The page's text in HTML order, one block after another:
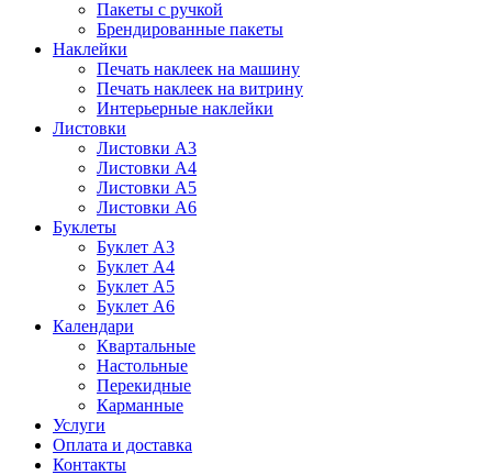
Пакеты с ручкой
Брендированные пакеты
Наклейки
Печать наклеек на машину
Печать наклеек на витрину
Интерьерные наклейки
Листовки
Листовки А3
Листовки А4
Листовки А5
Листовки А6
Буклеты
Буклет А3
Буклет А4
Буклет А5
Буклет А6
Календари
Квартальные
Настольные
Перекидные
Карманные
Услуги
Оплата и доставка
Контакты